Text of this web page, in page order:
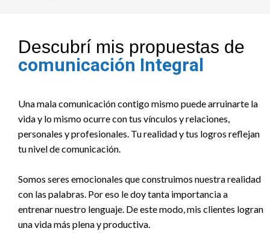
Descubrí mis propuestas de
comunicación Integral
Una mala comunicación contigo mismo puede arruinarte la
vida y lo mismo ocurre con tus vínculos y relaciones,
personales y profesionales. Tu realidad y tus logros reflejan
tu nivel de comunicación.
Somos seres emocionales que construimos nuestra realidad
con las palabras. Por eso le doy tanta importancia a
entrenar nuestro lenguaje. De este modo, mis clientes logran
una vida más plena y productiva.